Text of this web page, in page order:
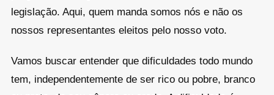
legislação. Aqui, quem manda somos nós e não os
nossos representantes eleitos pelo nosso voto.
Vamos buscar entender que dificuldades todo mundo
tem, independentemente de ser rico ou pobre, branco